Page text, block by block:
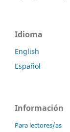
Idioma
English
Español
Información
Para lectores/as